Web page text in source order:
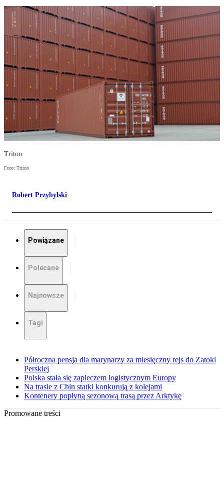
Triton
Foto: Triton
Robert Przybylski
Powiązane
Polecane
Najnowsze
Tagi
Półroczna pensja dla marynarzy za miesięczny rejs do Zatoki
Perskiej
Polska stała się zapleczem logistycznym Europy
Na trasie z Chin statki konkurują z kolejami
Kontenery popłyną sezonową trasą przez Arktykę
Promowane treści